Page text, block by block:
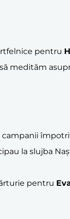
pentru
medităm
la slujba
pentru